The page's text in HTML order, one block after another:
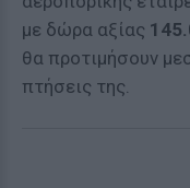
με δώρα αξίας
θα προτιμήσουν
πτήσεις της.